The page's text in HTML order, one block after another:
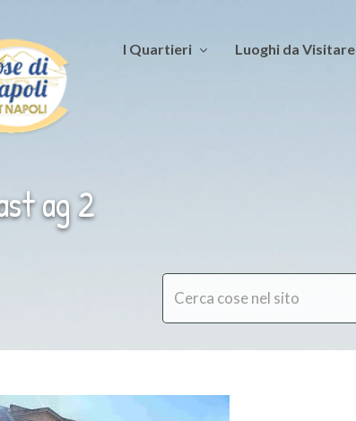
I Quartieri Luoghi da Visitare
ag 2